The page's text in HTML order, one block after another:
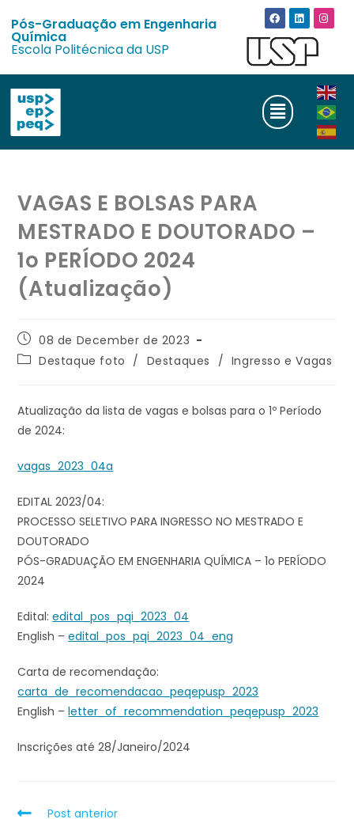
Pós-Graduação em Engenharia
Química
Escola Politécnica da USP
VAGAS E BOLSAS PARA
MESTRADO E DOUTORADO –
1o PERÍODO 2024
(Atualização)
08 de December de 2023
Destaque foto / Destaques / Ingresso e Vagas
Atualização da lista de vagas e bolsas para o 1º Período
de 2024:
vagas_2023_04a
EDITAL 2023/04:
PROCESSO SELETIVO PARA INGRESSO NO MESTRADO E
DOUTORADO
PÓS-GRADUAÇÃO EM ENGENHARIA QUÍMICA – 1o PERÍODO
2024
Edital:edital_pos_pqi_2023_04
English –edital_pos_pqi_2023_04_eng
Carta de recomendação:
carta_de_recomendacao_peqepusp_2023
English –letter_of_recommendation_peqepusp_2023
Inscrições até 28/Janeiro/2024
Post anterior